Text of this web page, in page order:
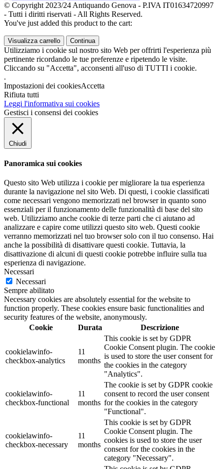
© Copyright 2023/24 Antiquando Genova - P.IVA IT01634720997
- Tutti i diritti riservati - All Rights Reserved.
You've just added this product to the cart:
Visualizza carrello Continua
Utilizziamo i cookie sul nostro sito Web per offrirti l'esperienza più
pertinente ricordando le tue preferenze e ripetendo le visite.
Cliccando su "Accetta", acconsenti all'uso di TUTTI i cookie.
.
Impostazioni dei cookiesAccetta
Rifiuta tutti
Leggi l'informativa sui cookies
Gestisci i consensi dei cookies
Chiudi
Panoramica sui cookies
Questo sito Web utilizza i cookie per migliorare la tua esperienza
durante la navigazione nel sito Web. Di questi, i cookie classificati
come necessari vengono memorizzati nel browser in quanto sono
essenziali per il funzionamento delle funzionalità di base del sito
web. Utilizziamo anche cookie di terze parti che ci aiutano ad
analizzare e capire come utilizzi questo sito web. Questi cookie
verranno memorizzati nel tuo browser solo con il tuo consenso. Hai
anche la possibilità di disattivare questi cookie. Tuttavia, la
disattivazione di alcuni di questi cookie potrebbe influire sulla tua
esperienza di navigazione.
Necessari
Necessari
Sempre abilitato
Necessary cookies are absolutely essential for the website to
function properly. These cookies ensure basic functionalities and
security features of the website, anonymously.
Cookie
Durata Descrizione
cookielawinfo-
checkbox-analytics
11
months
This cookie is set by GDPR
Cookie Consent plugin. The cookie
is used to store the user consent for
the cookies in the category
"Analytics".
cookielawinfo-
checkbox-functional
11
months
The cookie is set by GDPR cookie
consent to record the user consent
for the cookies in the category
"Functional".
cookielawinfo-
checkbox-necessary
11
months
This cookie is set by GDPR
Cookie Consent plugin. The
cookies is used to store the user
consent for the cookies in the
category "Necessary".